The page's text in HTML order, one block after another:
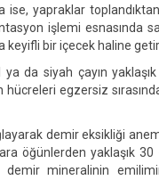
ise, yapraklar
işlemi esnasında
keyifli bir içecek haline
da siyah çayın
hücreleri egzersiz
demir eksikliği
öğünlerden yaklaşık
mineralinin